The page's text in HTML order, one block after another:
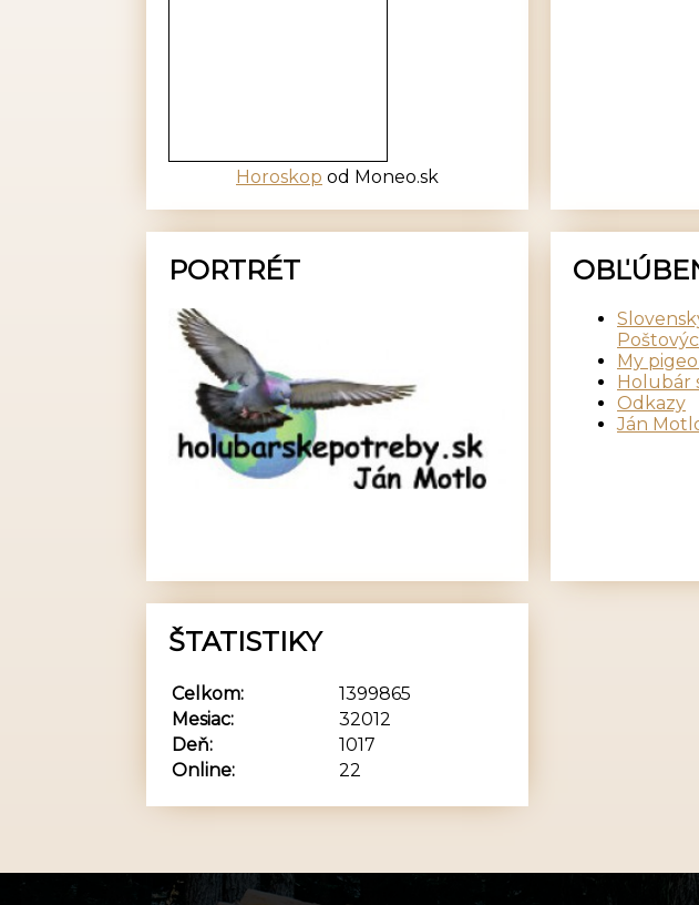
Horoskop od Moneo.sk
PORTRÉT
My
Holubár
Odkazy
Ján
ŠTATISTIKY
Online: 22
Celkom:
1399865
Mesiac:
32012
Deň:
1017